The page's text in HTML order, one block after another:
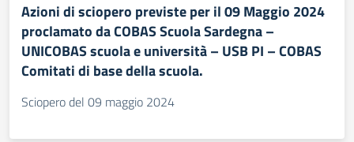
Azioni di sciopero previste per il 09 Maggio 2024
proclamato da COBAS Scuola Sardegna –
UNICOBAS scuola e università – USB PI – COBAS
Comitati di base della scuola.
Sciopero del 09 maggio 2024